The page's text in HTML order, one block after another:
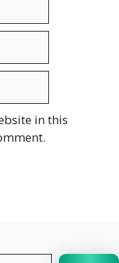
in this